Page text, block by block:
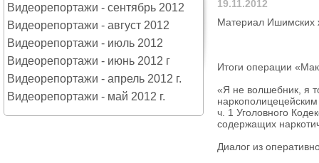
19.11.2012
Материал Ишимских
Итоги операции
«Я не волшебник, я
ч. 1 Уголовного
содержащих
Диалог из
Видеорепортажи - сентябрь 2012
Видеорепортажи - август 2012
Видеорепортажи - июль 2012
Видеорепортажи - июнь 2012 г
Видеорепортажи - апрель 2012 г.
Видеорепортажи - май 2012 г.